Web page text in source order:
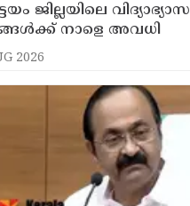
ജില്ലയിലെ വിദ്യാഭ്യാസ
നാളെ അവധി
2026